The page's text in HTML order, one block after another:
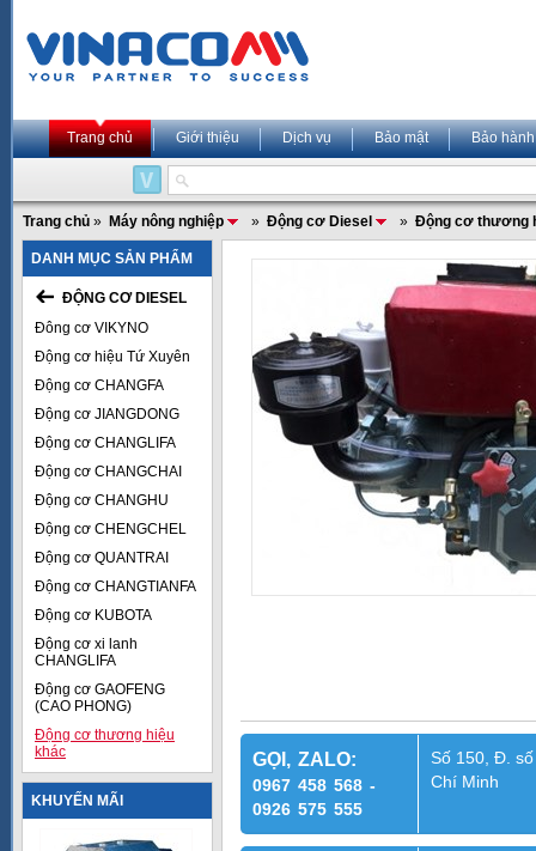
Trang chủ Giới thiệu Dịch vụ Bảo mật Bảo hành
Trang chủ » Máy nông nghiệp » Động cơ Diesel » Động cơ thương
DANH MỤC SẢN PHẨM
ĐỘNG CƠ DIESEL
Đông cơ VIKYNO
Động cơ hiệu Tứ Xuyên
Động cơ CHANGFA
Động cơ JIANGDONG
Động cơ CHANGLIFA
Động cơ CHANGCHAI
Động cơ CHANGHU
Động cơ CHENGCHEL
Động cơ QUANTRAI
Động cơ CHANGTIANFA
Động cơ KUBOTA
Động cơ xi lanh
CHANGLIFA
Động cơ GAOFENG
(CAO PHONG)
Động cơ thương hiệu
khác
KHUYẾN MÃI
GỌI, ZALO:
0967 458 568 -
0926 575 555
Số 150, Đ.
Chí Minh